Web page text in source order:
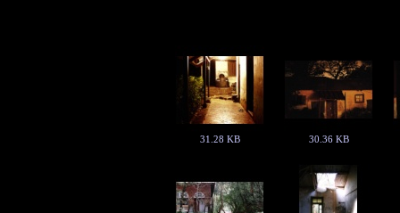
31.28 KB 30.36 KB